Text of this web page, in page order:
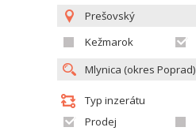
Prešovský
Kežmarok
Typ inzerátu
Prodej